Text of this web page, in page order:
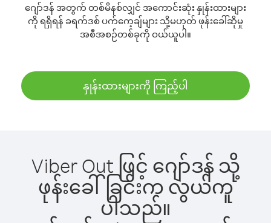
ဂျော်ဒန် အတွက် တစ်မိနစ်လျှင် အကောင်းဆုံး နှုန်းထားများ
ကို ရရှိရန် ခရက်ဒစ် ပက်ကေ့ချ်များ သို့မဟုတ် ဖုန်းခေါ်ဆိုမှု
အစီအစဉ်တစ်ခုကို ဝယ်ယူပါ။
နှုန်းထားများကို ကြည့်ပါ
Viber Out ဖြင့် ဂျော်ဒန် သို့
ဖုန်းခေါ်ခြင်းက လွယ်ကူ
ပါသည်။